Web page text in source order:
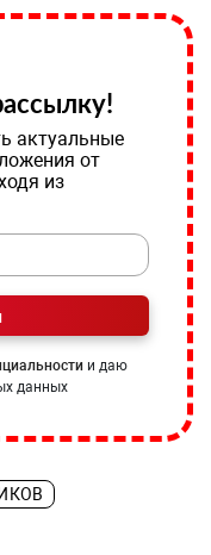
актуальные
от
из
и даю
данных